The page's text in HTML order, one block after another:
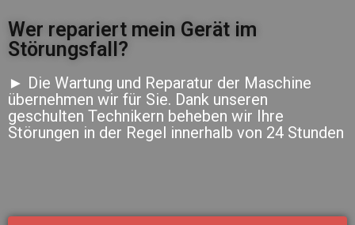
Wer repariert mein Gerät im
Störungsfall?
► Die Wartung und Reparatur der Maschine
übernehmen wir für Sie. Dank unseren
geschulten Technikern beheben wir Ihre
Störungen in der Regel innerhalb von 24 Stunden